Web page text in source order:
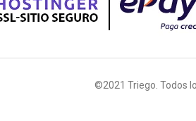
©2021 Triego. Todos